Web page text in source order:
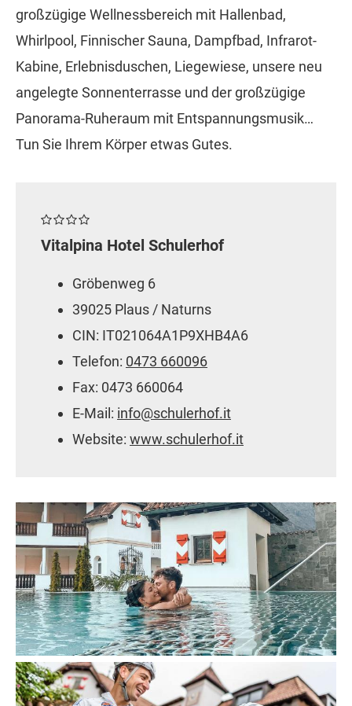
großzügige Wellnessbereich mit Hallenbad,
Whirlpool, Finnischer Sauna, Dampfbad, Infrarot-
Kabine, Erlebnisduschen, Liegewiese, unsere neu
angelegte Sonnenterrasse und der großzügige
Panorama-Ruheraum mit Entspannungsmusik…
Tun Sie Ihrem Körper etwas Gutes.
Vitalpina Hotel Schulerhof
Gröbenweg 6
39025 Plaus / Naturns
CIN: IT021064A1P9XHB4A6
Telefon: 0473 660096
Fax: 0473 660064
E-Mail: info@schulerhof.it
Website: www.schulerhof.it